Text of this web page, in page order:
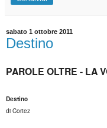
sabato 1 ottobre 2011
Destino
PAROLE OLTRE - LA
Destino
di Cortez